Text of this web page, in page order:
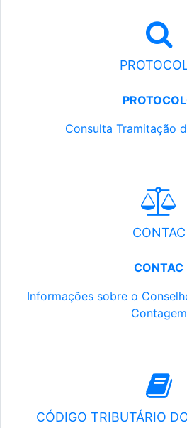
Consulta Tramitação
CONTAC
CONTAC
Informações sobre o
Contagem
CÓDIGO TRIBUTÁRIO